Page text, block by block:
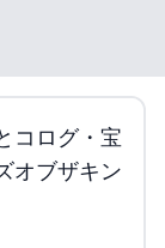
コログ・宝
オブザキン